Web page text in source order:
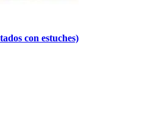
con estuches)